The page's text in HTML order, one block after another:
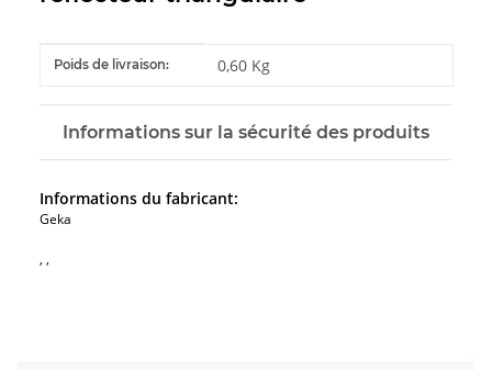
#productDetails.itemInformation#
#productDetails.itemValue#
Poids de livraison: 0,60 Kg
Informations sur la sécurité des produits
Informations du fabricant:
Geka
, ,